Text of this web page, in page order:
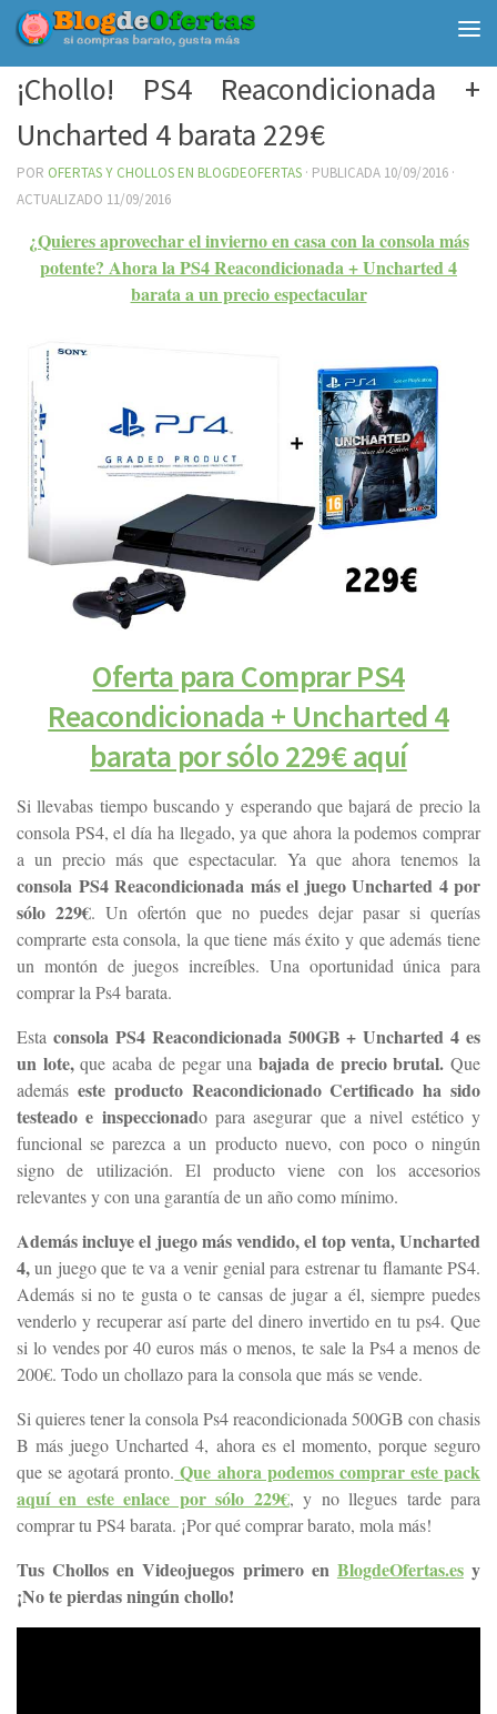
Debajo del contenido
¡Chollo! PS4 Reacondicionada +
Uncharted 4 barata 229€
POR OFERTAS Y CHOLLOS EN BLOGDEOFERTAS · PUBLICADA 10/09/2016 ·
ACTUALIZADO 11/09/2016
¿Quieres aprovechar el invierno en casa con la consola más
potente? Ahora la PS4 Reacondicionada + Uncharted 4
barata a un precio espectacular
Oferta para Comprar PS4
Reacondicionada + Uncharted 4
barata por sólo 229€ aquí
Si llevabas tiempo buscando y esperando que bajará de precio la
consola PS4, el día ha llegado, ya que ahora la podemos comprar
a un precio más que espectacular. Ya que ahora tenemos la
consola PS4 Reacondicionada más el juego Uncharted 4 por
sólo 229€. Un ofertón que no puedes dejar pasar si querías
comprarte esta consola, la que tiene más éxito y que además tiene
un montón de juegos increíbles. Una oportunidad única para
comprar la Ps4 barata.
Esta consola PS4 Reacondicionada 500GB + Uncharted 4 es
un lote,que acaba de pegar unabajada de precio brutal. Que
además este producto Reacondicionado Certificado ha sido
testeado e inspeccionado para asegurar que a nivel estético y
funcional se parezca a un producto nuevo, con poco o ningún
signo de utilización. El producto viene con los accesorios
relevantes y con una garantía de un año como mínimo.
Además incluye el juego más vendido, el top venta, Uncharted
4,un juego que te va a venir genial para estrenar tu flamante PS4.
Además si no te gusta o te cansas de jugar a él, siempre puedes
venderlo y recuperar así parte del dinero invertido en tu ps4. Que
si lo vendes por 40 euros más o menos, te sale la Ps4 a menos de
200€. Todo un chollazo para la consola que más se vende.
Si quieres tener la consola Ps4 reacondicionada 500GB con chasis
B más juego Uncharted 4, ahora es el momento, porque seguro
que se agotará pronto. Que ahora podemos comprar este pack
aquí en este enlace por sólo 229€, y no llegues tarde para
comprar tu PS4 barata. ¡Por qué comprar barato, mola más!
Tus Chollos en Videojuegos primero en BlogdeOfertas.esy
¡No te pierdas ningún chollo!